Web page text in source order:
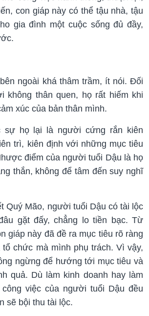
con giáp này có thể tậu nhà, tậu
gia đình một cuộc sống đủ đầy,
ngoài khá thâm trầm, ít nói. Đối
không thân quen, họ rất hiếm khi
xúc của bản thân mình.
sự họ lại là người cứng rắn kiên
trì, kiên định với những mục tiêu
điểm của người tuổi Dậu là họ
thắn, không để tâm đến suy nghĩ
Quý Mão, người tuổi Dậu có tài lộc
gặt đấy, chẳng lo tiền bạc. Từ
giáp này đã đề ra mục tiêu rõ ràng
tổ chức mà mình phụ trách. Vì vậy,
ngừng để hướng tới mục tiêu và
quả. Dù làm kinh doanh hay làm
việc của người tuổi Dậu đều
sẽ bội thu tài lộc.